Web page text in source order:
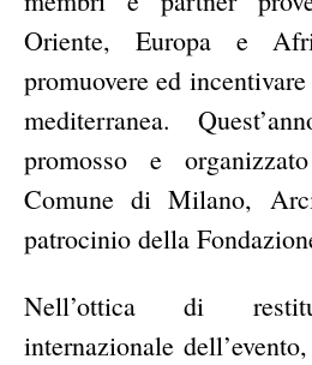
Oriente, Europa e
promuovere ed
mediterranea.
promosso e
Comune di Milano,
patrocinio della
Nell’ottica di
internazionale